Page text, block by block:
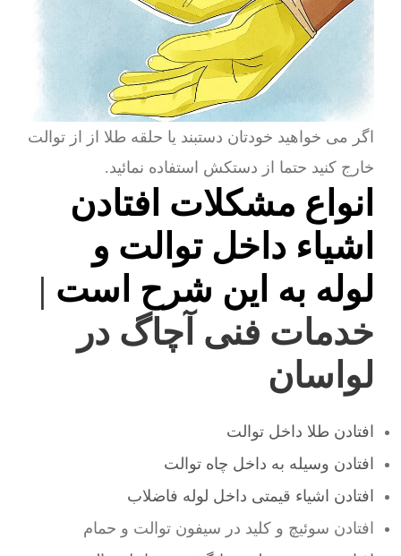
اگر می خواهید خودتان دستبند یا حلقه طلا از از توالت
خارج کنید حتما از دستکش استفاده نمائید.
انواع مشکلات افتادن
اشیاء داخل توالت و
لوله به این شرح است |
خدمات فنی آچاگ در
لواسان
افتادن طلا داخل توالت
افتادن وسیله به داخل چاه توالت
افتادن اشیاء قیمتی داخل لوله فاضلاب
افتادن سوئیچ و کلید در سیفون توالت و حمام